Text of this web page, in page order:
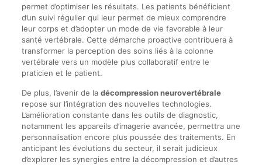
permet d’optimiser les résultats. Les patients bénéficient
d’un suivi régulier qui leur permet de mieux comprendre
leur corps et d’adopter un mode de vie favorable à leur
santé vertébrale. Cette démarche proactive contribuera à
transformer la perception des soins liés à la colonne
vertébrale vers un modèle plus collaboratif entre le
praticien et le patient.
De plus, l’avenir de la décompression neurovertébrale
repose sur l’intégration des nouvelles technologies.
L’amélioration constante dans les outils de diagnostic,
notamment les appareils d’imagerie avancée, permettra une
personnalisation encore plus poussée des traitements. En
anticipant les évolutions du secteur, il serait judicieux
d’explorer les synergies entre la décompression et d’autres